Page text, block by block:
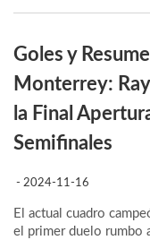
Goles y
Monterrey:
la Final
Semifinales
- 2024-11-16
El actual cuadro
el primer duelo rumbo